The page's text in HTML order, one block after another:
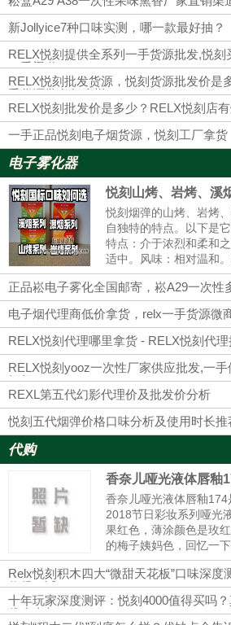
四五代杆蛋，另外各大
有，品质市面上顶级的
发，全国包邮...
新Jollyice7种口味实测，哪一款最好抽？
RELX悦刻提供全系列一手货源批发,悦刻
一手渠道
RELX悦刻批发货源，悦刻货源批发价是
手货源批发怎么样？
RELX悦刻批发价是多少？RELX悦刻店有
一手正品悦刻电子烟货源，悦刻工厂拿货
电子雾化器
悦刻山烤、岩烤、溪
个口感好?
悦刻烟弹的山烤、岩烤
自独特的特点。以下是
特点：介于浓烈和柔和
适中。风味：相对温和
的中式风味。烟雾：可
验：强烈的一氧化碳满
清爽的清香体验。烟雾
正品崧电子雾化全国邮寄，崧A29一次性
电子烟代理商低价拿货，relx一手货源微
RELX悦刻代理哪里拿货 - RELX悦刻代
RELX悦刻yooz一次性厂家供应批发,一
烟杆
REXL第五代幻影代理价及批发价分析
悦刻五代烟弹价格口味分析及使用时长推
代购
香奈儿哑光液体唇釉
香奈儿哑光液体唇釉
2018节日彩妆系列哑光
果红色，薄涂颜色是玫
的梅子姨妈色，回忆一
汁的颜色，就和那个特
人的最爱，和纪梵希
是完全可以驾......
Relx悦刻积木四大“微甜天花板”口味深度
值得一试
十年玩家深度测评：悦刻4000值得买吗
优劣真相